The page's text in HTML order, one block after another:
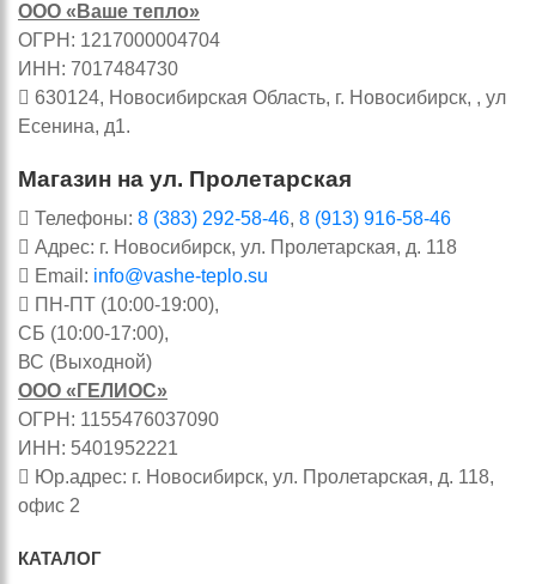
ООО «Ваше тепло»
ОГРН: 1217000004704
ИНН: 7017484730
630124, Новосибирская Область, г. Новосибирск, , ул
Есенина, д1.
Магазин на ул. Пролетарская
Телефоны: 8 (383) 292-58-46, 8 (913) 916-58-46
Адрес: г. Новосибирск, ул. Пролетарская, д. 118
Email: info@vashe-teplo.su
ПН-ПТ (10:00-19:00),
СБ (10:00-17:00),
ВС (Выходной)
ООО «ГЕЛИОС»
ОГРН: 1155476037090
ИНН: 5401952221
Юр.адрес: г. Новосибирск, ул. Пролетарская, д. 118,
офис 2
КАТАЛОГ